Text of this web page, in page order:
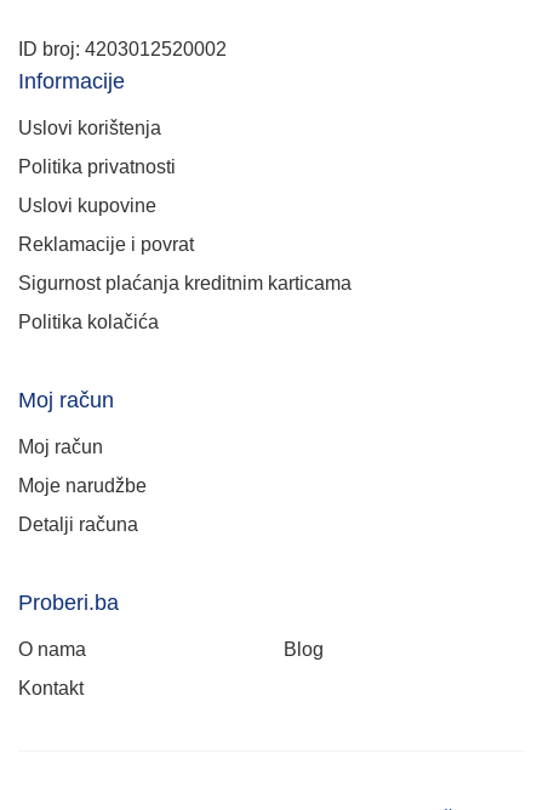
ID broj: 4203012520002
Informacije
Uslovi korištenja
Politika privatnosti
Uslovi kupovine
Reklamacije i povrat
Sigurnost plaćanja kreditnim karticama
Politika kolačića
Moj račun
Moj račun
Moje narudžbe
Detalji računa
Proberi.ba
O nama
Blog
Kontakt